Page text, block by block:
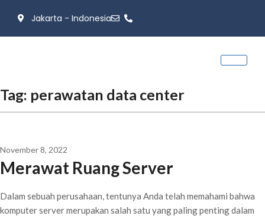
Jakarta - Indonesia
Tag: perawatan data center
November 8, 2022
Merawat Ruang Server
Dalam sebuah perusahaan, tentunya Anda telah memahami bahwa
komputer server merupakan salah satu yang paling penting dalam